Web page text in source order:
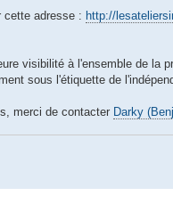
cette adresse : http://
visibilité à l'ensemble de la
sous l'étiquette de
merci de contacter Darky